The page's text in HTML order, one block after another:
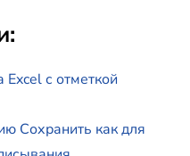
с отметкой
Сохранить как для